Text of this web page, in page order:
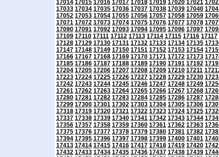
17014 17015 17016 17017 17018 17019 17020 17021
17033 17034 17035 17036 17037 17038 17039 17040
17052 17053 17054 17055 17056 17057 17058 17059
17071 17072 17073 17074 17075 17076 17077 17078
17090 17091 17092 17093 17094 17095 17096 17097
17109 17110 17111 17112 17113 17114 17115 17116 17117
17128 17129 17130 17131 17132 17133 17134 17135
17147 17148 17149 17150 17151 17152 17153 17154
17166 17167 17168 17169 17170 17171 17172 17173
17185 17186 17187 17188 17189 17190 17191 17192
17204 17205 17206 17207 17208 17209 17210 17211
17223 17224 17225 17226 17227 17228 17229 17230
17242 17243 17244 17245 17246 17247 17248 17249
17261 17262 17263 17264 17265 17266 17267 17268
17280 17281 17282 17283 17284 17285 17286 17287
17299 17300 17301 17302 17303 17304 17305 17306
17318 17319 17320 17321 17322 17323 17324 17325
17337 17338 17339 17340 17341 17342 17343 17344
17356 17357 17358 17359 17360 17361 17362 17363
17375 17376 17377 17378 17379 17380 17381 17382
17394 17395 17396 17397 17398 17399 17400 17401
17413 17414 17415 17416 17417 17418 17419 17420
17432 17433 17434 17435 17436 17437 17438 17439